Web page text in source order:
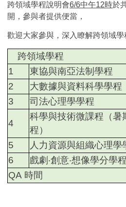
跨領域學程說明會6/6中午12時於
開，參與者提供便當，
歡迎大家參與，深入瞭解跨領域學
跨領域學程
1
東協與南亞法制學程
2
大數據與資料科學學程
3
司法心理學學程
4
科學與技術微課程（暑
程）
5 人力資源與組織心理學
6
戲劇‧創意‧想像學分學程
QA 時間